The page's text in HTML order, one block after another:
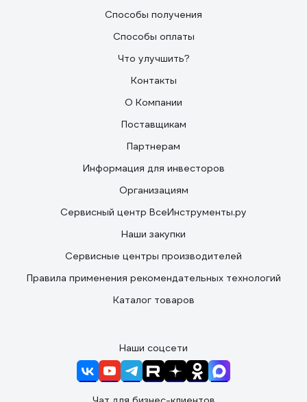
Способы получения
Способы оплаты
Что улучшить?
Контакты
О Компании
Поставщикам
Партнерам
Информация для инвесторов
Организациям
Сервисный центр ВсеИнструменты.ру
Наши закупки
Сервисные центры производителей
Правила применения рекомендательных технологий
Каталог товаров
Наши соцсети